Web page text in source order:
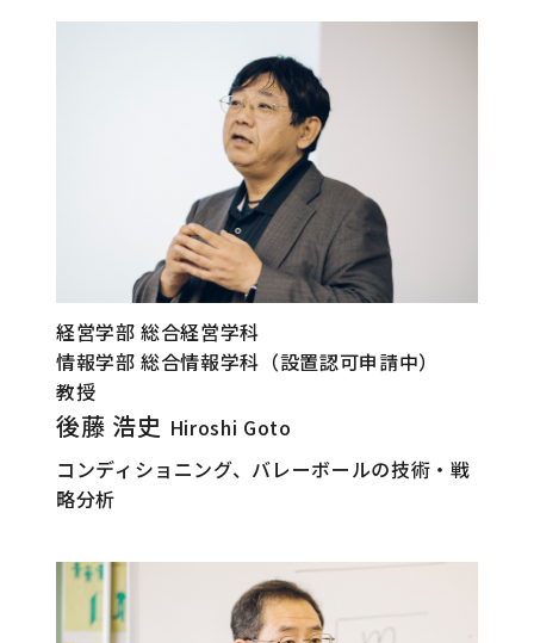
経営学部 総合経営学科
情報学部 総合情報学科（設置認可申請中）
教授
後藤 浩史 Hiroshi Goto
コンディショニング、バレーボールの技術・戦
略分析